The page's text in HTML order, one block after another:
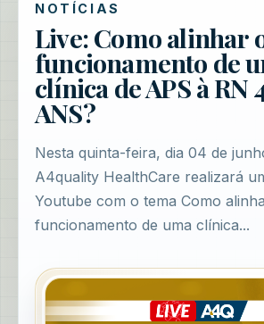
NOTÍCIAS
Live: Como alinhar
funcionamento de
clínica de APS à RN
ANS?
Nesta quinta-feira, dia 04 de
A4quality HealthCare realizará
Youtube com o tema Como
funcionamento de uma clínica...